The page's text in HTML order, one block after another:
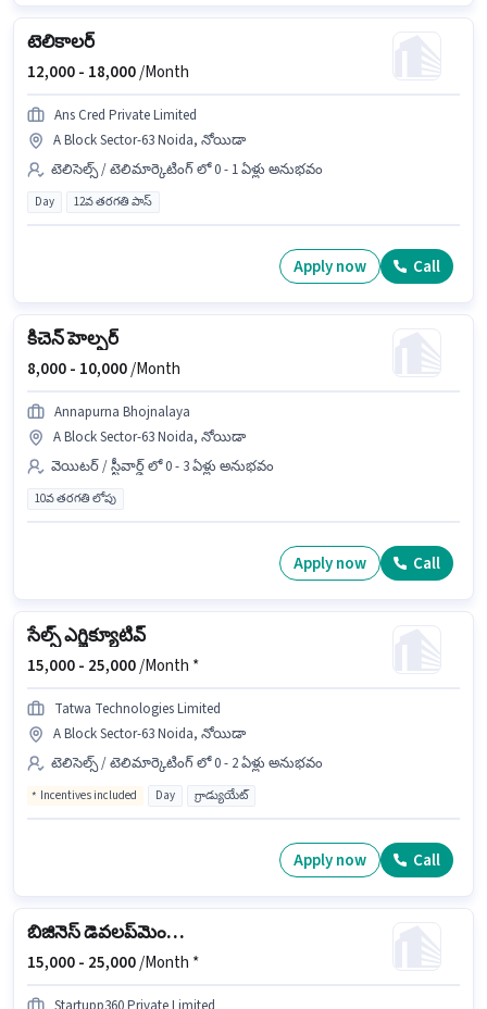
టెలికాలర్
12,000 - 18,000/Month
Ans Cred Private Limited
A Block Sector-63 Noida, నోయిడా
టెలిసెల్స్ / టెలిమార్కెటింగ్ లో 0 - 1 ఏళ్లు అనుభవం
Day 12వ తరగతి పాస్
Apply now Call
కిచెన్ హెల్పర్
8,000 - 10,000/Month
Annapurna Bhojnalaya
A Block Sector-63 Noida, నోయిడా
వెయిటర్ / స్టీవార్డ్ లో 0 - 3 ఏళ్లు అనుభవం
10వ తరగతి లోపు
Apply now Call
సేల్స్ ఎగ్జిక్యూటివ్
15,000 - 25,000/Month *
Tatwa Technologies Limited
A Block Sector-63 Noida, నోయిడా
టెలిసెల్స్ / టెలిమార్కెటింగ్ లో 0 - 2 ఏళ్లు అనుభవం
Incentives included Day గ్రాడ్యుయేట్
Apply now Call
బిజినెస్ డెవలప్‌మెంట్ ఎగ్జిక్యూటివ్
15,000 - 25,000/Month *